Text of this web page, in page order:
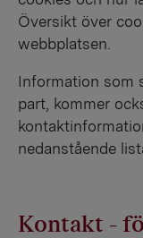
Översikt över
webbplatsen.
Information som
part, kommer
nedanstående
Kontakt -